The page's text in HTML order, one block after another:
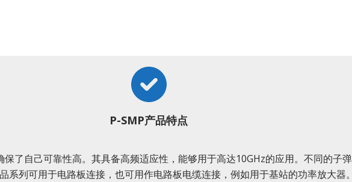
P-SMP产品特点
了自己可靠性高。其具备高频适应性，能够用于高达10GHz的应用。不同的子
系列可用于电路板连接，也可用作电路板电缆连接，例如用于基站的功率放大器。